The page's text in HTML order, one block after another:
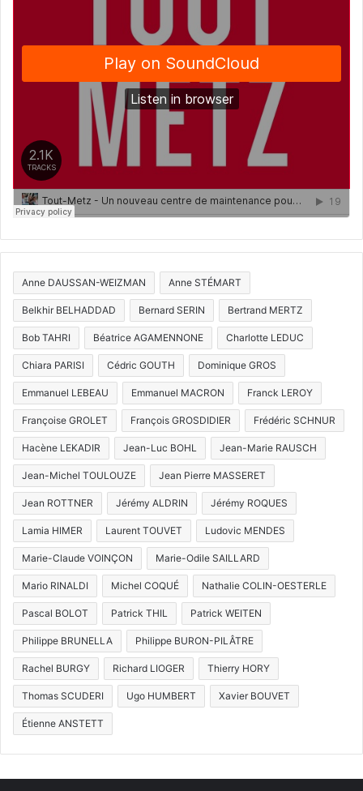
Anne DAUSSAN-WEIZMAN Anne STÉMART
Belkhir BELHADDAD Bernard SERIN Bertrand MERTZ
Bob TAHRI Béatrice AGAMENNONE Charlotte LEDUC
Chiara PARISI Cédric GOUTH Dominique GROS
Emmanuel LEBEAU Emmanuel MACRON Franck LEROY
Françoise GROLET François GROSDIDIER Frédéric SCHNUR
Hacène LEKADIR Jean-Luc BOHL Jean-Marie RAUSCH
Jean-Michel TOULOUZE Jean Pierre MASSERET
Jean ROTTNER Jérémy ALDRIN Jérémy ROQUES
Lamia HIMER Laurent TOUVET Ludovic MENDES
Marie-Claude VOINÇON Marie-Odile SAILLARD
Mario RINALDI Michel COQUÉ Nathalie COLIN-OESTERLE
Pascal BOLOT Patrick THIL Patrick WEITEN
Philippe BRUNELLA Philippe BURON-PILÂTRE
Rachel BURGY Richard LIOGER Thierry HORY
Thomas SCUDERI Ugo HUMBERT Xavier BOUVET
Étienne ANSTETT